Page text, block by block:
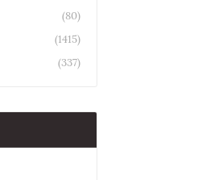
(80)
(1415)
(337)